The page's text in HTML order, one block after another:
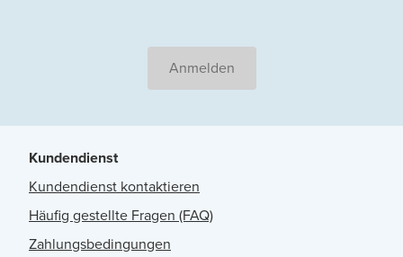
Anmelden
Kundendienst
Kundendienst kontaktieren
Häufig gestellte Fragen (FAQ)
Zahlungsbedingungen